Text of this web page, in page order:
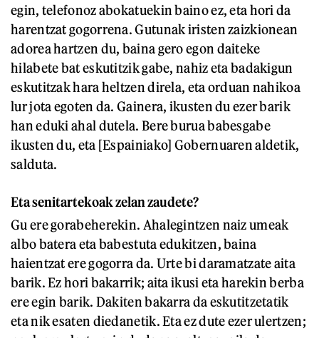
egin, telefonoz abokatuekin baino ez, eta hori da
harentzat gogorrena. Gutunak iristen zaizkionean
adorea hartzen du, baina gero egon daiteke
hilabete bat eskutitzik gabe, nahiz eta badakigun
eskutitzak hara heltzen direla, eta orduan nahikoa
lur jota egoten da. Gainera, ikusten du ezer barik
han eduki ahal dutela. Bere burua babesgabe
ikusten du, eta [Espainiako] Gobernuaren aldetik,
salduta.
Eta senitartekoak zelan zaudete?
Gu ere gorabeherekin. Ahalegintzen naiz umeak
albo batera eta babestuta edukitzen, baina
haientzat ere gogorra da. Urte bi daramatzate aita
barik. Ez hori bakarrik; aita ikusi eta harekin berba
ere egin barik. Dakiten bakarra da eskutitzetatik
eta nik esaten diedanetik. Eta ez dute ezer ulertzen;